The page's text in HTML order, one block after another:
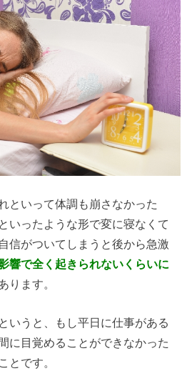
といって体調も崩さなかった
いったような形で変に寝なくて
信がついてしまうと後から急激
響で全く起きられないくらいに
ります。
いうと、もし平日に仕事がある
に目覚めることができなかった
とです。